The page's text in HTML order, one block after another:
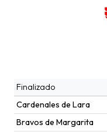
Finalizado
Cardenales de Lara
Bravos de Margarita